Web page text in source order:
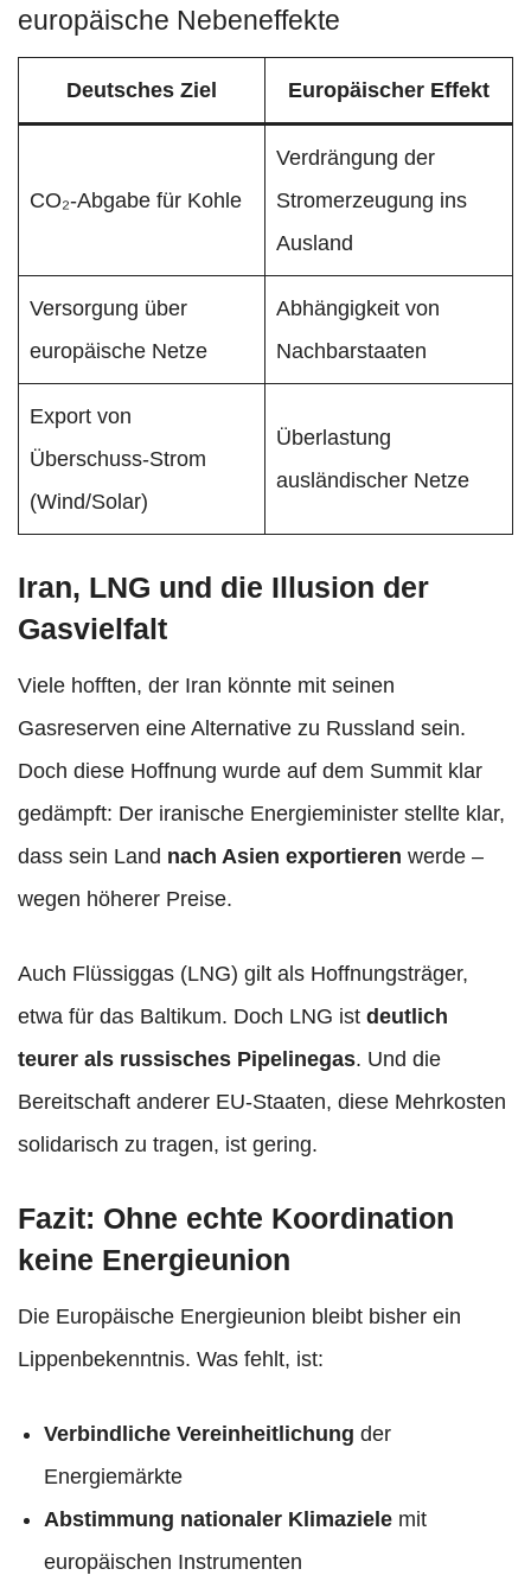
europäische Nebeneffekte
Deutsches Ziel Europäischer Effekt
CO₂-Abgabe für Kohle
Verdrängung der
Stromerzeugung ins
Ausland
Versorgung über
europäische Netze
Abhängigkeit von
Nachbarstaaten
Export von
Überschuss-Strom
(Wind/Solar)
Überlastung
ausländischer Netze
Iran, LNG und die Illusion der
Gasvielfalt
Viele hofften, der Iran könnte mit seinen
Gasreserven eine Alternative zu Russland sein.
Doch diese Hoffnung wurde auf dem Summit klar
gedämpft: Der iranische Energieminister stellte klar,
dass sein Land nach Asien exportieren werde –
wegen höherer Preise.
Auch Flüssiggas (LNG) gilt als Hoffnungsträger,
etwa für das Baltikum. Doch LNG ist deutlich
teurer als russisches Pipelinegas. Und die
Bereitschaft anderer EU-Staaten, diese Mehrkosten
solidarisch zu tragen, ist gering.
Fazit: Ohne echte Koordination
keine Energieunion
Die Europäische Energieunion bleibt bisher ein
Lippenbekenntnis. Was fehlt, ist:
Verbindliche Vereinheitlichung der
Energiemärkte
Abstimmung nationaler Klimaziele mit
europäischen Instrumenten